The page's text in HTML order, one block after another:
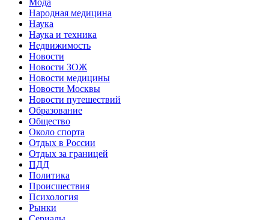
Народная медицина
Наука
Наука и техника
Недвижимость
Новости
Новости ЗОЖ
Новости медицины
Новости Москвы
Новости путешествий
Образование
Общество
Около спорта
Отдых в России
Отдых за границей
ПДД
Политика
Происшествия
Психология
Рынки